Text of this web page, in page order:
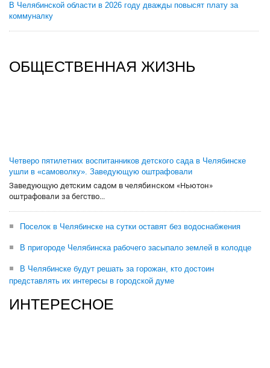
В Челябинской области в 2026 году дважды повысят плату за
коммуналку
ОБЩЕСТВЕННАЯ ЖИЗНЬ
Четверо пятилетних воспитанников детского сада в Челябинске
ушли в «самоволку». Заведующую оштрафовали
Заведующую детским садом в челябинском «Ньютон»
оштрафовали за бегство...
Поселок в Челябинске на сутки оставят без водоснабжения
В пригороде Челябинска рабочего засыпало землей в колодце
В Челябинске будут решать за горожан, кто достоин
представлять их интересы в городской думе
ИНТЕРЕСНОЕ